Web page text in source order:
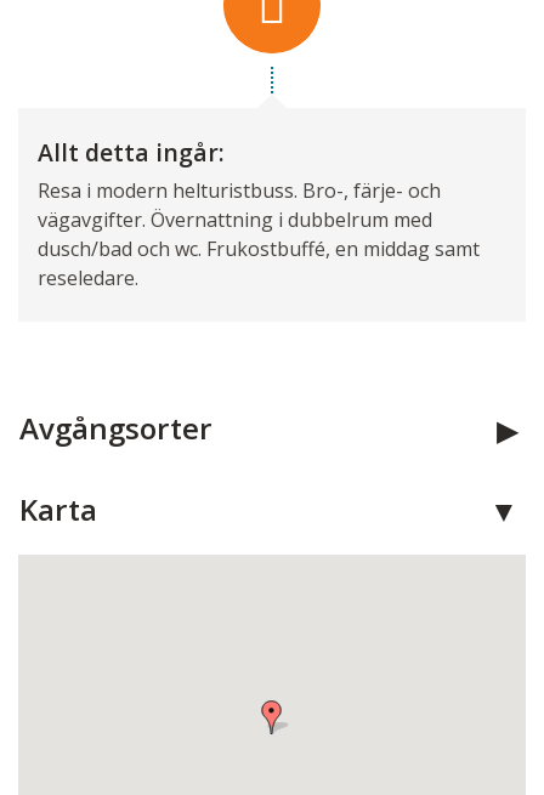
Allt detta ingår:
Resa i modern helturistbuss. Bro-, färje- och
vägavgifter. Övernattning i dubbelrum med
dusch/bad och wc. Frukostbuffé, en middag samt
reseledare.
Avgångsorter
Karta